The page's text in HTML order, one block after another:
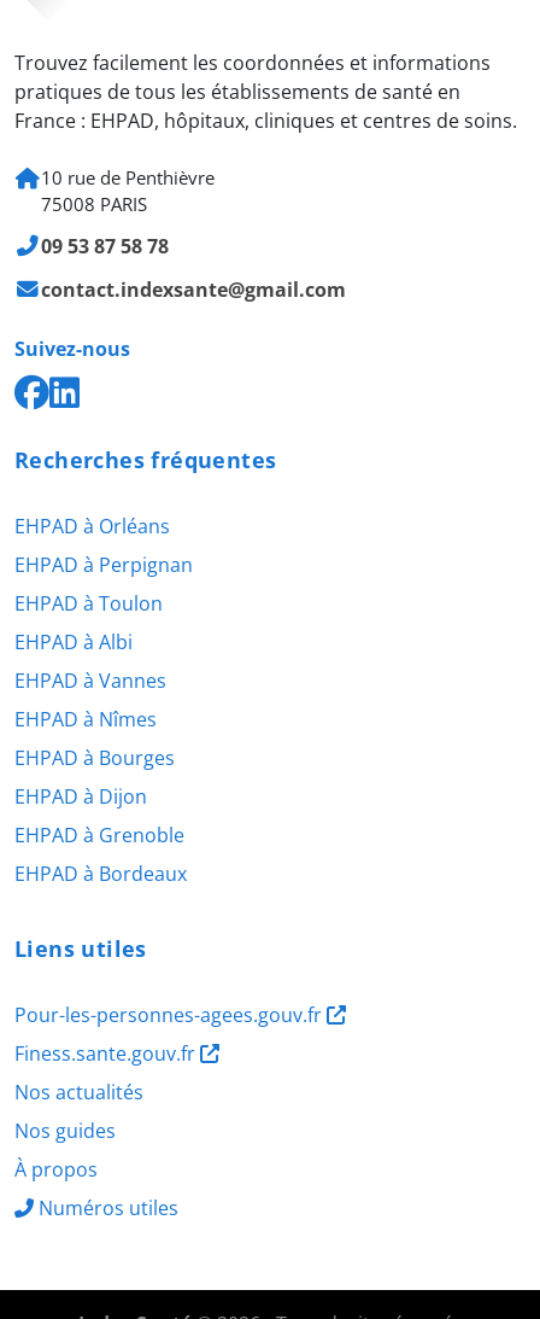
Trouvez facilement les coordonnées et informations
pratiques de tous les établissements de santé en
France : EHPAD, hôpitaux, cliniques et centres de soins.
10 rue de Penthièvre
75008 PARIS
09 53 87 58 78
contact.indexsante@gmail.com
Suivez-nous
Recherches fréquentes
EHPAD à Orléans
EHPAD à Perpignan
EHPAD à Toulon
EHPAD à Albi
EHPAD à Vannes
EHPAD à Nîmes
EHPAD à Bourges
EHPAD à Dijon
EHPAD à Grenoble
EHPAD à Bordeaux
Liens utiles
Pour-les-personnes-agees.gouv.fr
Finess.sante.gouv.fr
Nos actualités
Nos guides
À propos
Numéros utiles